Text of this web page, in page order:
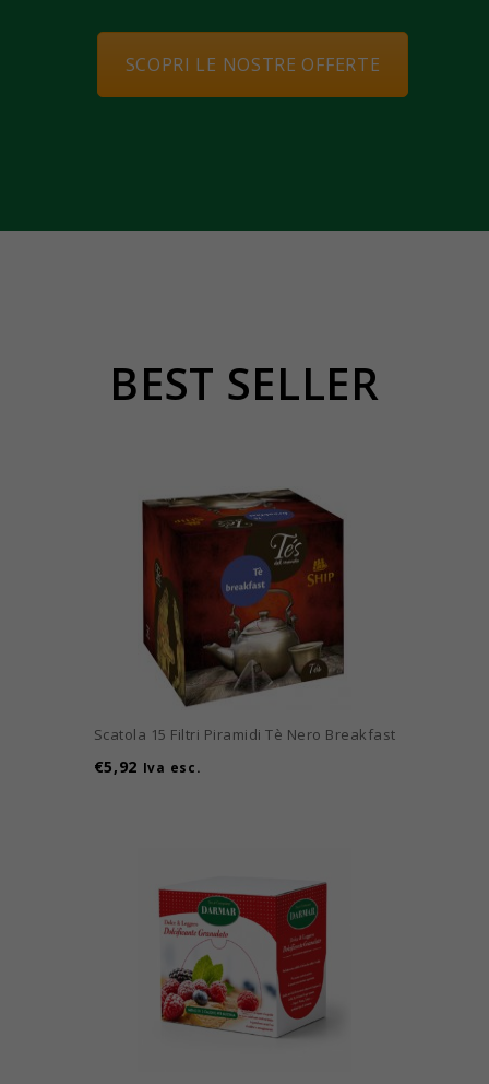
SCOPRI LE NOSTRE OFFERTE
BEST SELLER
Scatola 15 Filtri Piramidi Tè Nero Breakfast
€5,92 Iva esc.